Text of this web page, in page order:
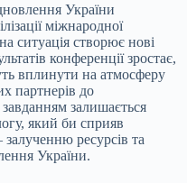
України
міжнародної
ситуація створює нові
конференції зростає,
вплинути на атмосферу
партнерів до
залишається
який би сприяв
ресурсів та
України.